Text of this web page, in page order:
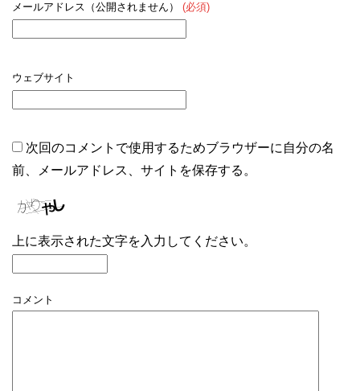
メールアドレス（公開されません） (必須)
ウェブサイト
次回のコメントで使用するためブラウザーに自分の名
前、メールアドレス、サイトを保存する。
上に表示された文字を入力してください。
コメント